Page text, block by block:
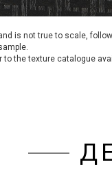
is not true to scale,
the texture catalogue